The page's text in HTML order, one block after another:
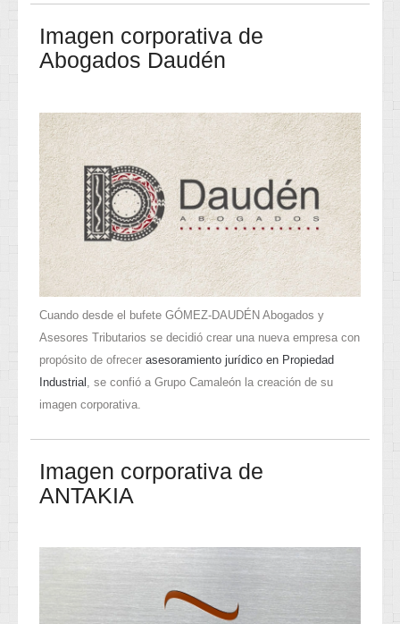
Imagen corporativa de
Abogados Daudén
Cuando desde el bufete GÓMEZ-DAUDÉN Abogados y
Asesores Tributarios se decidió crear una nueva empresa con
propósito de ofrecer asesoramiento jurídico en Propiedad
Industrial
, se confió a Grupo Camaleón la creación de su
imagen corporativa.
Imagen corporativa de
ANTAKIA